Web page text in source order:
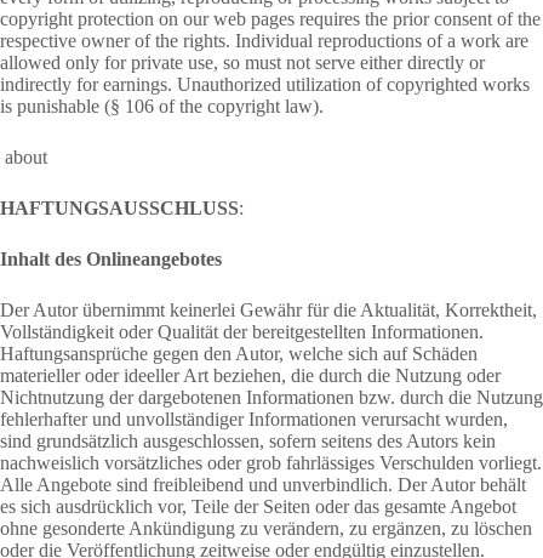
copyright protection on our web pages requires the prior consent of the
respective owner of the rights. Individual reproductions of a work are
allowed only for private use, so must not serve either directly or
indirectly for earnings. Unauthorized utilization of copyrighted works
is punishable (§ 106 of the copyright law).
about
HAFTUNGSAUSSCHLUSS:
Inhalt des Onlineangebotes
Der Autor übernimmt keinerlei Gewähr für die Aktualität, Korrektheit,
Vollständigkeit oder Qualität der bereitgestellten Informationen.
Haftungsansprüche gegen den Autor, welche sich auf Schäden
materieller oder ideeller Art beziehen, die durch die Nutzung oder
Nichtnutzung der dargebotenen Informationen bzw. durch die Nutzung
fehlerhafter und unvollständiger Informationen verursacht wurden,
sind grundsätzlich ausgeschlossen, sofern seitens des Autors kein
nachweislich vorsätzliches oder grob fahrlässiges Verschulden vorliegt.
Alle Angebote sind freibleibend und unverbindlich. Der Autor behält
es sich ausdrücklich vor, Teile der Seiten oder das gesamte Angebot
ohne gesonderte Ankündigung zu verändern, zu ergänzen, zu löschen
oder die Veröffentlichung zeitweise oder endgültig einzustellen.